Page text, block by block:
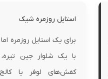
استایل روزمره شیک
برای یک استایل روزمره
با یک شلوار جین
کفش‌های لوفر یا